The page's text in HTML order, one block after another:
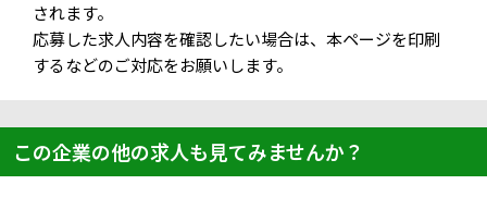
されます。
応募した求人内容を確認したい場合は、本ページを印刷
するなどのご対応をお願いします。
この企業の他の求人も見てみませんか？